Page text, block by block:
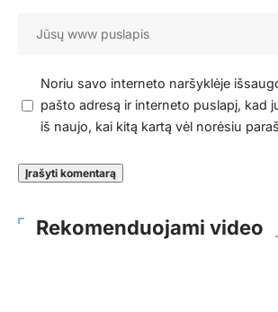
Noriu savo interneto naršyklėje
pašto adresą ir interneto puslapį, kad
iš naujo, kai kitą kartą vėl norėsiu
Rekomenduojami video